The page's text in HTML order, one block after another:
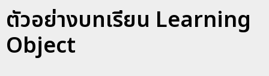
ตัวอย่างบทเรียน Learning
Object